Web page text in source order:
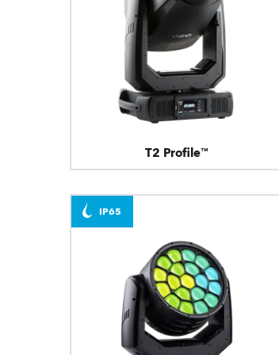
T2 Profile™
IP65